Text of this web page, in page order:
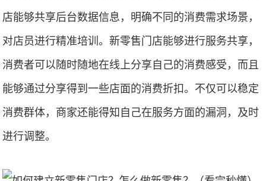
店能够共享后台数据信息，明确不同的消费需求场景，
对店员进行精准培训。新零售门店能够进行服务共享，
消费者可以随时随地在线上分享自己的消费感受，而且
能够通过分享得到一些店面的消费折扣。不仅可以稳定
消费群体，商家还能得知自己在服务方面的漏洞，及时
进行调整。